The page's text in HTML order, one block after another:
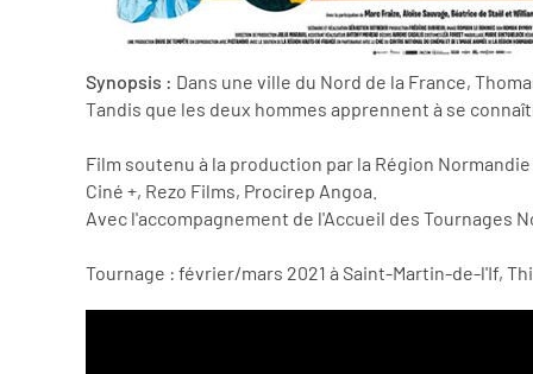
Synopsis : Dans une ville du Nord de la France,
Tandis que les deux hommes apprennent à se
Film soutenu à la production par la Région
Ciné +, Rezo Films, Procirep Angoa.
Avec l'accompagnement de l'Accueil des Tournages
Tournage : février/mars 2021 à Saint-Martin-de-l'If,